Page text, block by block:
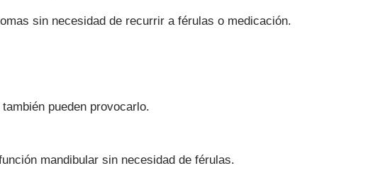
sin necesidad de recurrir a férulas o medicación.
pueden provocarlo.
mandibular sin necesidad de férulas.